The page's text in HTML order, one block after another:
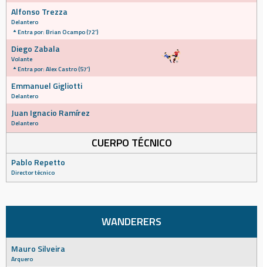
Alfonso Trezza
Delantero
Entra por: Brian Ocampo (72')
Diego Zabala
Volante
Entra por: Alex Castro (57')
Emmanuel Gigliotti
Delantero
Juan Ignacio Ramírez
Delantero
CUERPO TÉCNICO
Pablo Repetto
Director técnico
WANDERERS
Mauro Silveira
Arquero